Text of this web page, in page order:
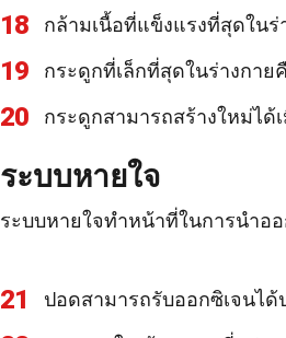
18 กล้ามเนื้อที่แข็งแรงที่สุดในร่
19 กระดูกที่เล็กที่สุดในร่างกา
20 กระดูกสามารถสร้างใหม่ได้
ระบบหายใจ
ระบบหายใจทำหน้าที่ในการนำอ
21 ปอดสามารถรับออกซิเจนไ